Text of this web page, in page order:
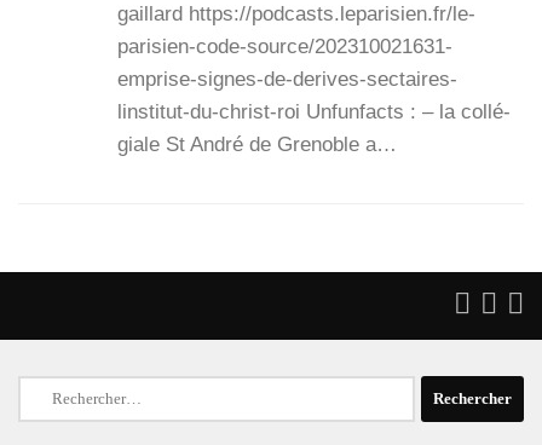
gaillard https://podcasts.leparisien.fr/le-
parisien-code-source/202310021631-
emprise-signes-de-derives-sectaires-
linstitut-du-christ-roi Unfun­facts : – la col­lé­
giale St André de Gre­noble a…
Rechercher :